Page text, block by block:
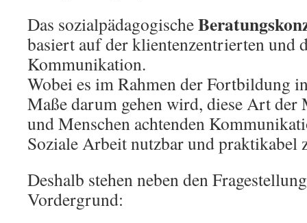
Das sozialpädagogische
basiert auf der klientenzentrierten und
Kommunikation.
Wobei es im Rahmen der Fortbildung
Maße darum gehen wird, diese Art der
und Menschen achtenden
Soziale Arbeit nutzbar und praktikabel
Deshalb stehen neben den
Vordergrund: